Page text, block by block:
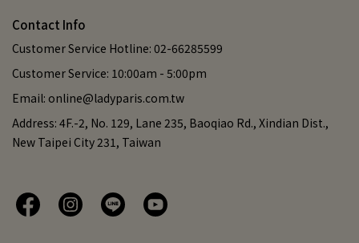
Contact Info
Customer Service Hotline: 02-66285599
Customer Service: 10:00am - 5:00pm
Email: online@ladyparis.com.tw
Address: 4F.-2, No. 129, Lane 235, Baoqiao Rd., Xindian Dist.,
New Taipei City 231, Taiwan